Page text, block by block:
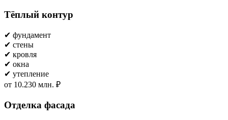
Тёплый контур
✔ фундамент
✔ стены
✔ кровля
✔ окна
✔ утепление
от 10.230 млн. ₽
Отделка фасада